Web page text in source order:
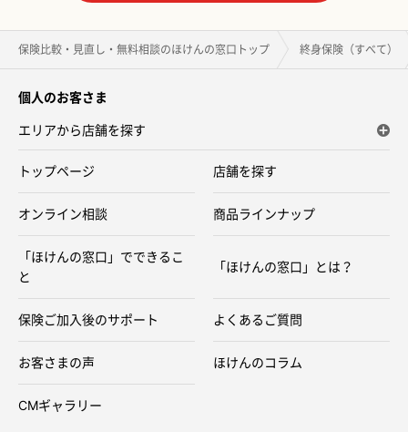
保険比較・見直し・無料相談のほけんの窓口トップ 終身保険（すべて）
個人のお客さま
エリアから店舗を探す
トップページ 店舗を探す
オンライン相談 商品ラインナップ
「ほけんの窓口」でできるこ
と
「ほけんの窓口」とは？
保険ご加入後のサポート よくあるご質問
お客さまの声 ほけんのコラム
CMギャラリー